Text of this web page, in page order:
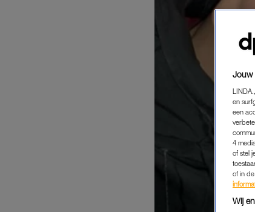
Jouw
en
een
4
of stel
of in
Wij